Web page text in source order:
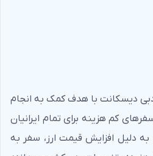
دیسکانت با هدف کمک به انجام
کم هزینه برای تمام ایرانیان
دلیل افزایش قیمت ارز، سفر به